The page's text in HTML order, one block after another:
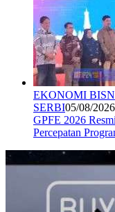
EKONOMI
SERBI05/08/2026
GPFE 2026
Percepatan